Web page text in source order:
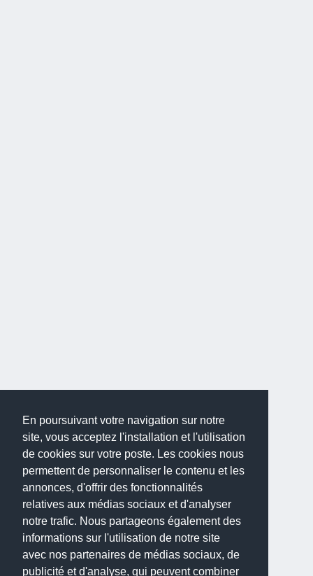
En poursuivant votre navigation sur notre
site, vous acceptez l'installation et l'utilisation
de cookies sur votre poste. Les cookies nous
permettent de personnaliser le contenu et les
annonces, d'offrir des fonctionnalités
relatives aux médias sociaux et d'analyser
notre trafic. Nous partageons également des
informations sur l'utilisation de notre site
avec nos partenaires de médias sociaux, de
publicité et d'analyse, qui peuvent combiner